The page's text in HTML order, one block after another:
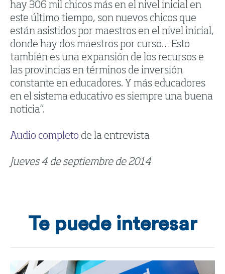
hay 306 mil chicos más en el nivel inicial en
este último tiempo, son nuevos chicos que
están asistidos por maestros en el nivel inicial,
donde hay dos maestros por curso… Esto
también es una expansión de los recursos e
las provincias en términos de inversión
constante en educadores. Y más educadores
en el sistema educativo es siempre una buena
noticia”.
Audio completo de la entrevista
Jueves 4 de septiembre de 2014
Te puede interesar